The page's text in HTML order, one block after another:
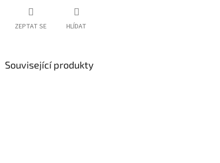
ZEPTAT SE HLÍDAT
Související produkty